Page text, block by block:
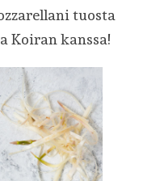
tuosta
Koiran kanssa!